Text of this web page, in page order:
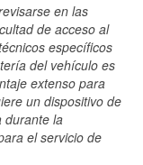
en las
de acceso al
específicos
del vehículo es
extenso para
un dispositivo de
durante la
el servicio de